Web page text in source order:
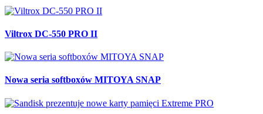
Viltrox DC-550 PRO II
Nowa seria softboxów MITOYA SNAP